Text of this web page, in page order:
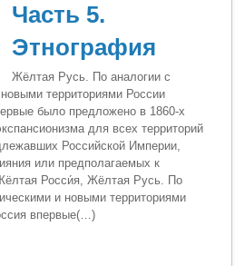
Часть 5.
Этнография
Жёлтая Русь. По аналогии c
территориями России
было предложено в 1860-х
для всех территорий
Российской Империи,
или предполагаемых к
Росси́я, Жёлтая Русь. По
и новыми территориями
впервые(…)